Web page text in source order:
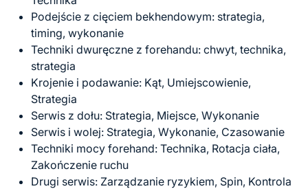
Podejście z cięciem bekhendowym: strategia,
timing, wykonanie
Techniki dwuręczne z forehandu: chwyt, technika,
strategia
Krojenie i podawanie: Kąt, Umiejscowienie,
Strategia
Serwis z dołu: Strategia, Miejsce, Wykonanie
Serwis i wolej: Strategia, Wykonanie, Czasowanie
Techniki mocy forehand: Technika, Rotacja ciała,
Zakończenie ruchu
Drugi serwis: Zarządzanie ryzykiem, Spin, Kontrola